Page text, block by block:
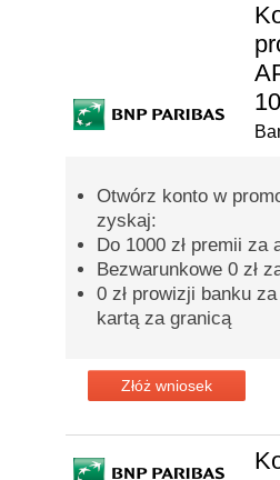
Otwórz konto w
zyskaj:
Do 1000 zł premii za
Bezwarunkowe 0 zł
0 zł prowizji banku
kartą za granicą
Złóż wniosek